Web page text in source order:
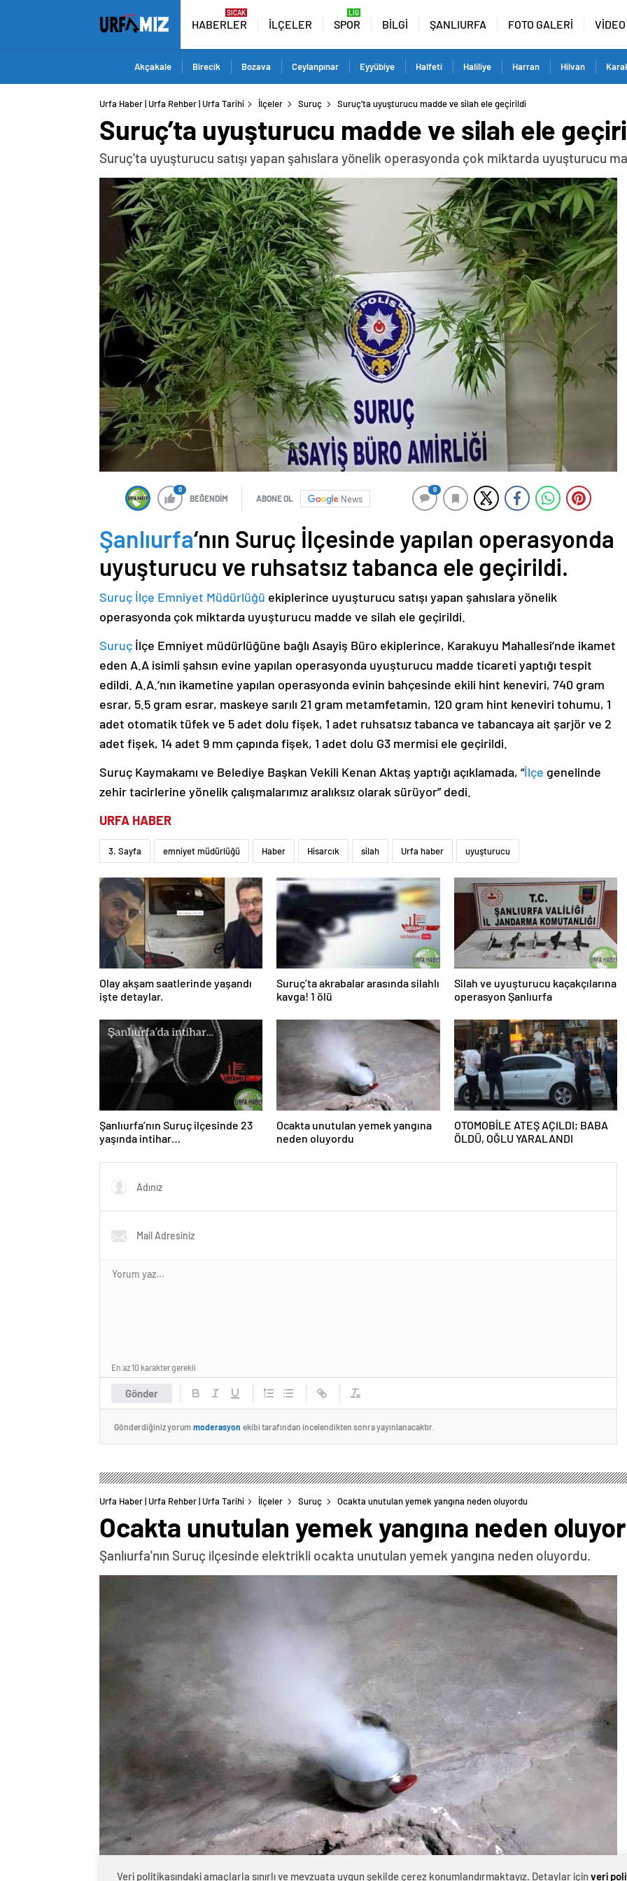
HABERLER İLÇELER SPOR BİLGİ ŞANLIURFA FOTO GALERİ
Akçakale Birecik Bozava Ceylanpınar Eyyübiye Halfeti Haliliye Harran Hilvan
Urfa Haber | Urfa Rehber | Urfa Tarihi İlçeler Suruç Suruç’ta uyuşturucu madde ve silah ele geçirildi
Suruç’ta uyuşturucu madde ve silah ele
Suruç'ta uyuşturucu satışı yapan şahıslara yönelik operasyonda çok miktarda uyuşturucu
0
BEĞENDİM ABONE OL News
0
Şanlıurfa‘nın Suruç İlçesinde yapılan operasyonda
uyuşturucu ve ruhsatsız tabanca ele geçirildi.
Suruç İlçe Emniyet Müdürlüğü ekiplerince uyuşturucu satışı yapan şahıslara yönelik
operasyonda çok miktarda uyuşturucu madde ve silah ele geçirildi.
Suruç İlçe Emniyet müdürlüğüne bağlı Asayiş Büro ekiplerince, Karakuyu Mahallesi’nde ikamet
eden A.A isimli şahsın evine yapılan operasyonda uyuşturucu madde ticareti yaptığı tespit
edildi. A.A.’nın ikametine yapılan operasyonda evinin bahçesinde ekili hint keneviri, 740 gram
esrar, 5.5 gram esrar, maskeye sarılı 21 gram metamfetamin, 120 gram hint keneviri tohumu, 1
adet otomatik tüfek ve 5 adet dolu fişek, 1 adet ruhsatsız tabanca ve tabancaya ait şarjör ve 2
adet fişek, 14 adet 9 mm çapında fişek, 1 adet dolu G3 mermisi ele geçirildi.
Suruç Kaymakamı ve Belediye Başkan Vekili Kenan Aktaş yaptığı açıklamada, “İlçe genelinde
zehir tacirlerine yönelik çalışmalarımız aralıksız olarak sürüyor” dedi.
URFA HABER
3. Sayfa emniyet müdürlüğü Haber Hisarcık silah Urfa haber uyuşturucu
Olay akşam saatlerinde yaşandı
işte detaylar.
Suruç’ta akrabalar arasında silahlı
kavga! 1 ölü
Silah ve uyuşturucu kaçakçılarına
operasyon Şanlıurfa
Şanlıurfa’nın Suruç ilçesinde 23
yaşında intihar…
Ocakta unutulan yemek yangına
neden oluyordu
OTOMOBİLE ATEŞ AÇILDI; BABA
ÖLDÜ, OĞLU YARALANDI
Gönder
En az 10 karakter gerekli
Gönderdiğiniz yorum moderasyon ekibi tarafından incelendikten sonra yayınlanacaktır.
Urfa Haber | Urfa Rehber | Urfa Tarihi İlçeler Suruç Ocakta unutulan yemek yangına neden oluyordu
Ocakta unutulan yemek yangına neden
Şanlıurfa'nın Suruç ilçesinde elektrikli ocakta unutulan yemek yangına neden oluyordu.
Veri politikasındaki amaçlarla sınırlı ve mevzuata uygun şekilde çerez konumlandırmaktayız. Detaylar için veri